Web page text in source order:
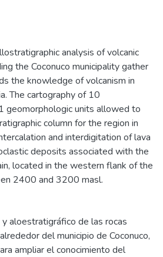
analysis of volcanic
the Coconuco municipality gather
the knowledge of volcanism in
The cartography of 10
geomorphologic units allowed to
column for the region in
and interdigitation of lava
deposits associated with the
located in the western flank of the
2400 and 3200 masl.
aloestratigráfico de las rocas
del municipio de Coconuco,
ampliar el conocimiento del